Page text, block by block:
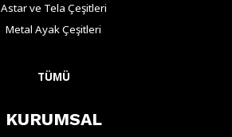
Astar ve Tela Çeşitleri
Metal Ayak Çeşitleri
TÜMÜ
KURUMSAL